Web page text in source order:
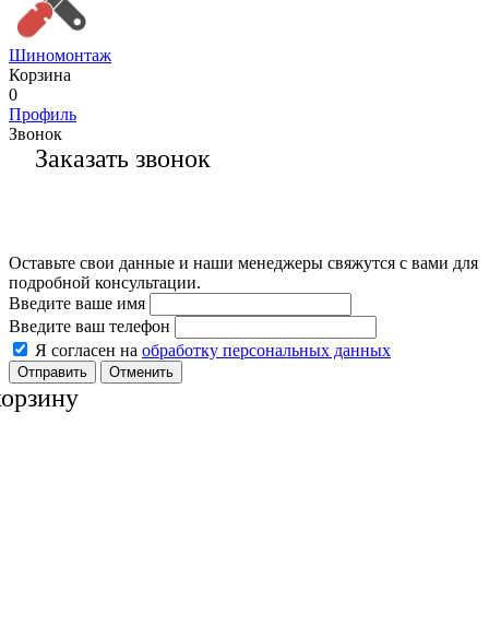
Шиномонтаж
Корзина
0
Профиль
Звонок
Заказать звонок
Оставьте свои данные и наши менеджеры свяжутся с вами для
подробной консультации.
Введите ваше имя
Введите ваш телефон
Я согласен на обработку персональных данных
Отменить